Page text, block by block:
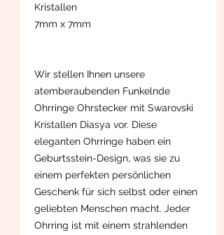
Kristallen
7mm x 7mm
Wir stellen Ihnen unsere
atemberaubenden Funkelnde
Ohrringe Ohrstecker mit Swarovski
Kristallen Diasya vor. Diese
eleganten Ohrringe haben ein
Geburtsstein-Design, was sie zu
einem perfekten persönlichen
Geschenk für sich selbst oder einen
geliebten Menschen macht. Jeder
Ohrring ist mit einem strahlenden